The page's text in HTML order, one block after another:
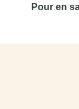
Pour en